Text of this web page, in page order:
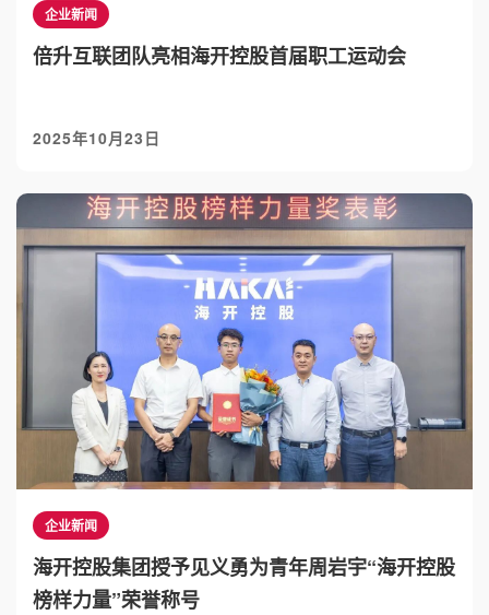
企业新闻
倍升互联团队亮相海开控股首届职工运动会
2025年10月23日
企业新闻
海开控股集团授予见义勇为青年周岩宇“海开控股
榜样力量”荣誉称号